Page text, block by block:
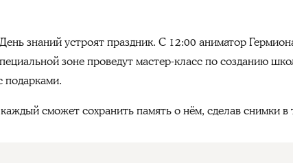
знаний устроят праздник. С 12:00 аниматор
зоне проведут мастер-класс по созданию
подарками.
сможет сохранить память о нём, сделав снимки в